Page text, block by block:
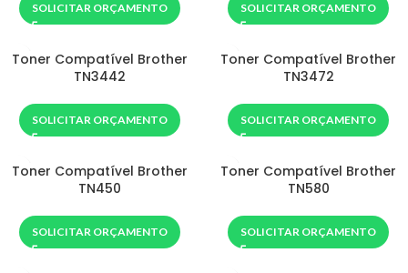
SOLICITAR ORÇAMENTO SOLICITAR ORÇAMENTO
Toner Compatível Brother
TN3442
SOLICITAR ORÇAMENTO
Toner Compatível Brother
TN3472
SOLICITAR ORÇAMENTO
Toner Compatível Brother
TN450
SOLICITAR ORÇAMENTO
Toner Compatível Brother
TN580
SOLICITAR ORÇAMENTO